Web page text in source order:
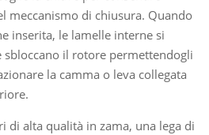
meccanismo di chiusura. Quando
inserita, le lamelle interne si
il rotore permettendogli
la camma o leva collegata
di alta qualità in zama, una lega di